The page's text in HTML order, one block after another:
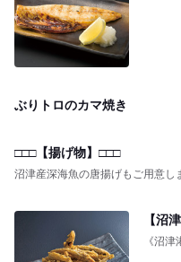
ぶりトロのカマ焼き
□□□【揚げ物】□□□
沼津産深海魚の唐揚げもご用意し
【沼
《沼津